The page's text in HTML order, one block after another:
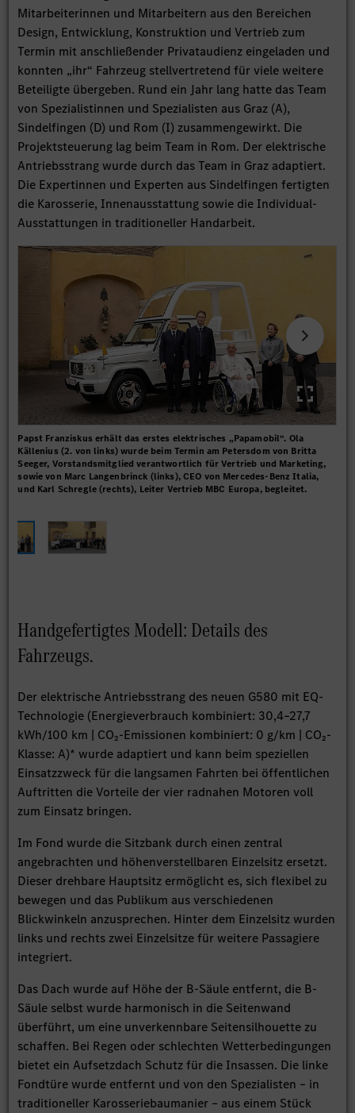
Mitarbeiterinnen und Mitarbeitern aus den Bereichen
Design, Entwicklung, Konstruktion und Vertrieb zum
Termin mit anschließender Privataudienz eingeladen und
konnten „ihr“ Fahrzeug stellvertretend für viele weitere
Beteiligte übergeben. Rund ein Jahr lang hatte das Team
von Spezialistinnen und Spezialisten aus Graz (A),
Sindelfingen (D) und Rom (I) zusammengewirkt. Die
Projektsteuerung lag beim Team in Rom. Der elektrische
Antriebsstrang wurde durch das Team in Graz adaptiert.
Die Expertinnen und Experten aus Sindelfingen fertigten
die Karosserie, Innenausstattung sowie die Individual-
Ausstattungen in traditioneller Handarbeit.
Papst Franziskus erhält das erstes elektrisches „Papamobil“. Ola
Källenius (2. von links) wurde beim Termin am Petersdom von Britta
Seeger, Vorstandsmitglied verantwortlich für Vertrieb und Marketing,
sowie von Marc Langenbrinck (links), CEO von Mercedes-Benz Italia,
und Karl Schregle (rechts), Leiter Vertrieb MBC Europa, begleitet.
Handgefertigtes Modell: Details des
Fahrzeugs.
Der elektrische Antriebsstrang des neuen G580 mit EQ-
Technologie (Energieverbrauch kombiniert: 30,4–27,7
kWh/100 km | CO₂-Emissionen kombiniert: 0 g/km | CO₂-
Klasse: A)* wurde adaptiert und kann beim speziellen
Einsatzzweck für die langsamen Fahrten bei öffentlichen
Auftritten die Vorteile der vier radnahen Motoren voll
zum Einsatz bringen.
Im Fond wurde die Sitzbank durch einen zentral
angebrachten und höhenverstellbaren Einzelsitz ersetzt.
Dieser drehbare Hauptsitz ermöglicht es, sich flexibel zu
bewegen und das Publikum aus verschiedenen
Blickwinkeln anzusprechen. Hinter dem Einzelsitz wurden
links und rechts zwei Einzelsitze für weitere Passagiere
integriert.
Das Dach wurde auf Höhe der B-Säule entfernt, die B-
Säule selbst wurde harmonisch in die Seitenwand
überführt, um eine unverkennbare Seitensilhouette zu
schaffen. Bei Regen oder schlechten Wetterbedingungen
bietet ein Aufsetzdach Schutz für die Insassen. Die linke
Fondtüre wurde entfernt und von den Spezialisten – in
traditioneller Karosseriebaumanier – aus einem Stück